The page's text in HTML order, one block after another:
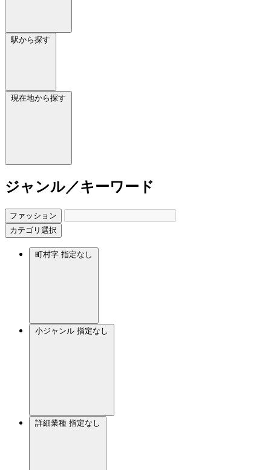
駅から探す
現在地から探す
ジャンル／キーワード
ファッション
カテゴリ選択
町村字 指定なし
小ジャンル 指定なし
詳細業種 指定なし